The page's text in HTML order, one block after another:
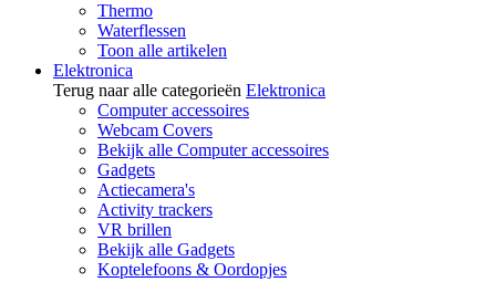
Thermo
Waterflessen
Toon alle artikelen
Elektronica
Terug naar alle categorieën Elektronica
Computer accessoires
Webcam Covers
Bekijk alle Computer accessoires
Gadgets
Actiecamera's
Activity trackers
VR brillen
Bekijk alle Gadgets
Koptelefoons & Oordopjes